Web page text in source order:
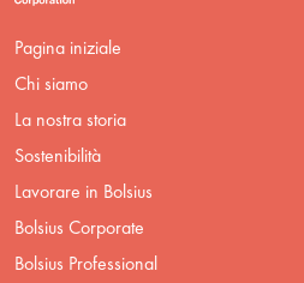
Pagina iniziale
Chi siamo
La nostra storia
Sostenibilità
Lavorare in Bolsius
Bolsius Corporate
Bolsius Professional